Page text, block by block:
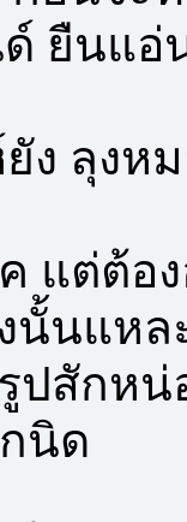
ยืนแอ่
ยัง ลุงห
ค แต่ต้อ
นั้นแหล
ปสักหน่
นิด